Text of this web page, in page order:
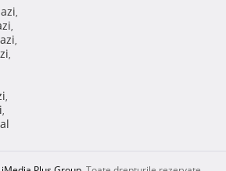
,
,
,
,
,
,